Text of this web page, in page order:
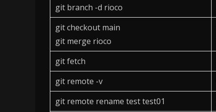
git branch -d rioco
git checkout main
git merge rioco
git fetch
git remote -v
git remote rename test test01